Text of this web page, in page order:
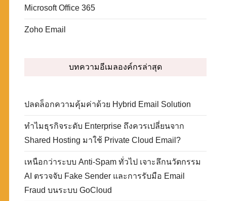
Microsoft Office 365
Zoho Email
บทความอีเมลองค์กรล่าสุด
ปลดล็อกความคุ้มค่าด้วย Hybrid Email Solution
ทำไมธุรกิจระดับ Enterprise ถึงควรเปลี่ยนจาก
Shared Hosting มาใช้ Private Cloud Email?
เหนือกว่าระบบ Anti-Spam ทั่วไป เจาะลึกนวัตกรรม
AI ตรวจจับ Fake Sender และการรับมือ Email
Fraud บนระบบ GoCloud